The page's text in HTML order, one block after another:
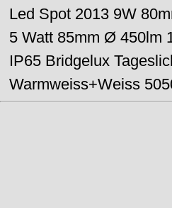
Led Spot 2013 9W
5 Watt 85mm Ø 450lm
IP65 Bridgelux
Warmweiss+Weiss